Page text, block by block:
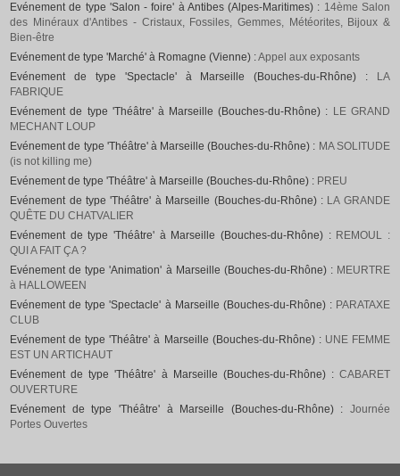
Evénement de type 'Salon - foire' à Antibes (Alpes-Maritimes) : 14ème Salon
des Minéraux d'Antibes - Cristaux, Fossiles, Gemmes, Météorites, Bijoux &
Bien-être
Evénement de type 'Marché' à Romagne (Vienne) :Appel aux exposants
Evénement de type 'Spectacle' à Marseille (Bouches-du-Rhône) :
LA
FABRIQUE
Evénement de type 'Théâtre' à Marseille (Bouches-du-Rhône) : LE GRAND
MECHANT LOUP
Evénement de type 'Théâtre' à Marseille (Bouches-du-Rhône) : MA SOLITUDE
(is not killing me)
Evénement de type 'Théâtre' à Marseille (Bouches-du-Rhône) : PREU
Evénement de type 'Théâtre' à Marseille (Bouches-du-Rhône) : LA GRANDE
QUÊTE DU CHATVALIER
Evénement de type 'Théâtre' à Marseille (Bouches-du-Rhône) : REMOUL :
QUI A FAIT ÇA ?
Evénement de type 'Animation' à Marseille (Bouches-du-Rhône) : MEURTRE
à HALLOWEEN
Evénement de type 'Spectacle' à Marseille (Bouches-du-Rhône) : PARATAXE
CLUB
Evénement de type 'Théâtre' à Marseille (Bouches-du-Rhône) : UNE FEMME
EST UN ARTICHAUT
Evénement de type 'Théâtre' à Marseille (Bouches-du-Rhône) : CABARET
OUVERTURE
Evénement de type 'Théâtre' à Marseille (Bouches-du-Rhône) : Journée
Portes Ouvertes